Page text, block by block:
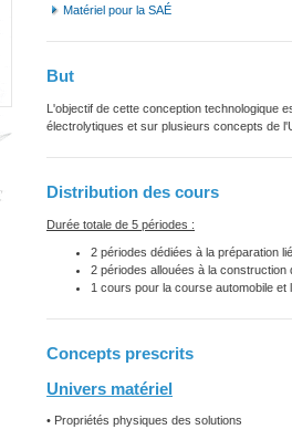
Matériel pour la SAÉ
But
L'objectif de cette conception technologique
électrolytiques et sur plusieurs concepts de
Distribution des cours
Durée totale de 5 périodes :
2 périodes dédiées à la préparation
2 périodes allouées à la construction
1 cours pour la course automobile
Concepts prescrits
Univers matériel
• Propriétés physiques des solutions